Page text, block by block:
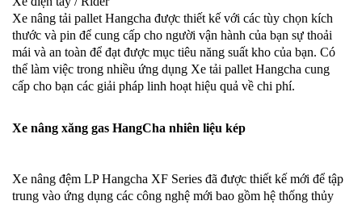
Xe nâng tải pallet Hangcha được thiết kế với các tùy chọn kích
thước và pin để cung cấp cho người vận hành của bạn sự thoải
mái và an toàn để đạt được mục tiêu năng suất kho của bạn. Có
thể làm việc trong nhiều ứng dụng Xe tải pallet Hangcha cung
cấp cho bạn các giải pháp linh hoạt hiệu quả về chi phí.
Xe nâng xăng gas HangCha nhiên liệu kép
Xe nâng đệm LP Hangcha XF Series đã được thiết kế mới để tập
trung vào ứng dụng các công nghệ mới bao gồm hệ thống thủy